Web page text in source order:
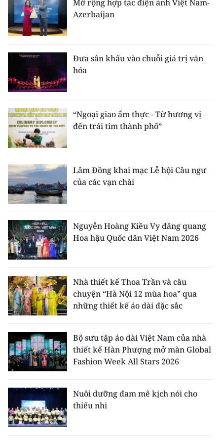
Mở rộng hợp tác điện ảnh Việt Nam-
Azerbaijan
Đưa sân khấu vào chuỗi giá trị văn
hóa
“Ngoại giao ẩm thực - Từ hương vị
đến trái tim thành phố”
Lâm Đồng khai mạc Lễ hội Cầu ngư
của các vạn chài
Nguyễn Hoàng Kiều Vy đăng quang
Hoa hậu Quốc dân Việt Nam 2026
Nhà thiết kế Thoa Trần và câu
chuyện “Hà Nội 12 mùa hoa” qua
những thiết kế áo dài đặc sắc
Bộ sưu tập áo dài Việt Nam của nhà
thiết kế Hàn Phượng mở màn Global
Fashion Week All Stars 2026
Nuôi dưỡng đam mê kịch nói cho
thiếu nhi